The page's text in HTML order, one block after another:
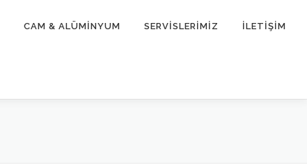
CAM & ALÜMİNYUM SERVİSLERİMİZ İLETİŞİM